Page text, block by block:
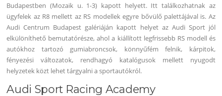
Budapestben (Mozaik u. 1-3) kapott helyett. Itt találkozhatnak az
ügyfelek az R8 mellett az RS modellek egyre bővülő palettájával is. Az
Audi Centrum Budapest galériáján kapott helyet az Audi Sport jól
elkülöníthető bemutatórésze, ahol a kiállított legfrissebb RS modell és
autókhoz tartozó gumiabroncsok, könnyűfém felnik, kárpitok,
fényezési változatok, rendhagyó katalógusok mellett nyugodt
helyzetek közt lehet tárgyalni a sportautókról.
Audi Sport Racing Academy